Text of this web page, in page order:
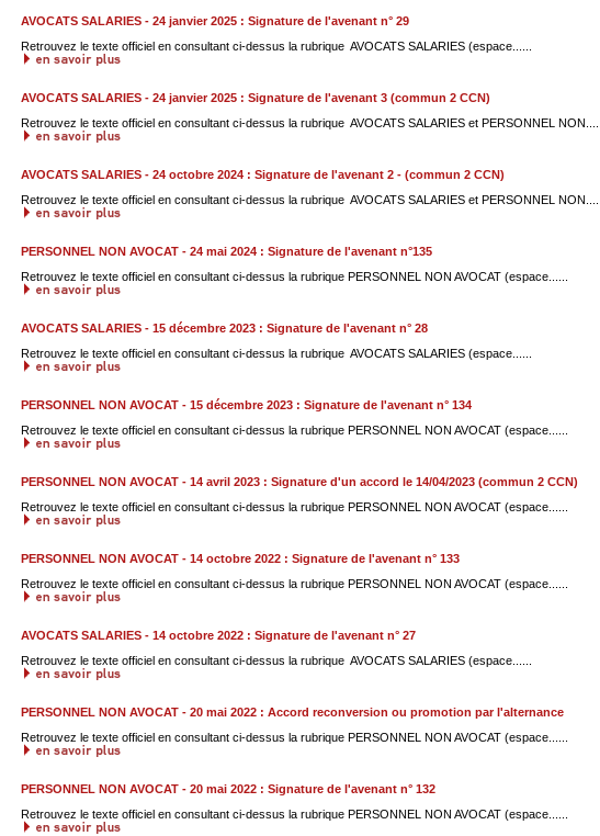
AVOCATS SALARIES - 24 janvier 2025 : Signature de l'avenant n° 29
Retrouvez le texte officiel en consultant ci-dessus la rubrique AVOCATS SALARIES (espace......
AVOCATS SALARIES - 24 janvier 2025 : Signature de l'avenant 3 (commun 2 CCN)
Retrouvez le texte officiel en consultant ci-dessus la rubrique AVOCATS SALARIES et PERSONNEL NON......
AVOCATS SALARIES - 24 octobre 2024 : Signature de l'avenant 2 - (commun 2 CCN)
Retrouvez le texte officiel en consultant ci-dessus la rubrique AVOCATS SALARIES et PERSONNEL NON......
PERSONNEL NON AVOCAT - 24 mai 2024 : Signature de l'avenant n°135
Retrouvez le texte officiel en consultant ci-dessus la rubrique PERSONNEL NON AVOCAT (espace......
AVOCATS SALARIES - 15 décembre 2023 : Signature de l'avenant n° 28
Retrouvez le texte officiel en consultant ci-dessus la rubrique AVOCATS SALARIES (espace......
PERSONNEL NON AVOCAT - 15 décembre 2023 : Signature de l'avenant n° 134
Retrouvez le texte officiel en consultant ci-dessus la rubrique PERSONNEL NON AVOCAT (espace......
PERSONNEL NON AVOCAT - 14 avril 2023 : Signature d'un accord le 14/04/2023 (commun 2 CCN)
Retrouvez le texte officiel en consultant ci-dessus la rubrique PERSONNEL NON AVOCAT (espace......
PERSONNEL NON AVOCAT - 14 octobre 2022 : Signature de l'avenant n° 133
Retrouvez le texte officiel en consultant ci-dessus la rubrique PERSONNEL NON AVOCAT (espace......
AVOCATS SALARIES - 14 octobre 2022 : Signature de l'avenant n° 27
Retrouvez le texte officiel en consultant ci-dessus la rubrique AVOCATS SALARIES (espace......
PERSONNEL NON AVOCAT - 20 mai 2022 : Accord reconversion ou promotion par l'alternance
Retrouvez le texte officiel en consultant ci-dessus la rubrique PERSONNEL NON AVOCAT (espace......
PERSONNEL NON AVOCAT - 20 mai 2022 : Signature de l'avenant n° 132
Retrouvez le texte officiel en consultant ci-dessus la rubrique PERSONNEL NON AVOCAT (espace......